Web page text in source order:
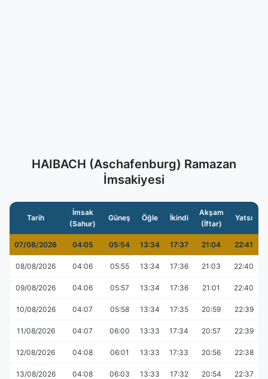
HAIBACH (Aschafenburg) Ramazan
İmsakiyesi
Tarih
İmsak
(Sahur)
Güneş Öğle İkindi
Akşam
(İftar)
Yatsı
07/08/2026 04:05 05:54 13:34 17:37 21:04 22:41
08/08/2026 04:06 05:55 13:34 17:36 21:03 22:40
09/08/2026 04:06 05:57 13:34 17:36 21:01 22:40
10/08/2026 04:07 05:58 13:34 17:35 20:59 22:39
11/08/2026 04:07 06:00 13:33 17:34 20:57 22:39
12/08/2026 04:08 06:01 13:33 17:33 20:56 22:38
13/08/2026 04:08 06:03 13:33 17:32 20:54 22:37